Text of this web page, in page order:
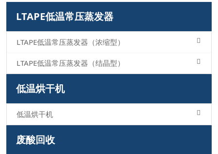
LTAPE低温常压蒸发器
LTAPE低温常压蒸发器（浓缩型）
LTAPE低温常压蒸发器（结晶型）
低温烘干机
低温烘干机
废酸回收